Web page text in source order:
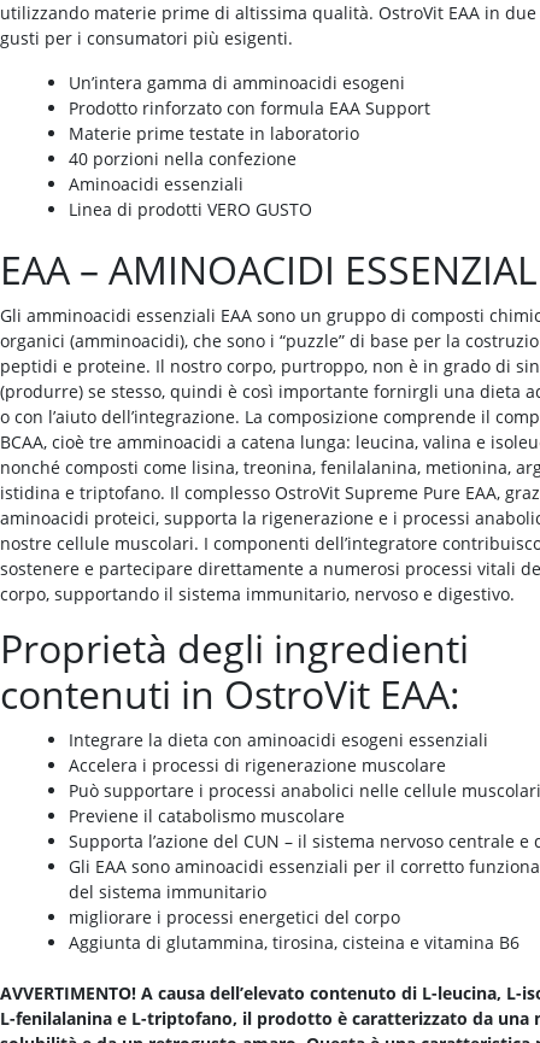
utilizzando materie prime di altissima qualità. OstroVit EAA in
gusti per i consumatori più esigenti.
Un’intera gamma di amminoacidi esogeni
Prodotto rinforzato con formula EAA Support
Materie prime testate in laboratorio
40 porzioni nella confezione
Aminoacidi essenziali
Linea di prodotti VERO GUSTO
EAA – AMINOACIDI
Gli amminoacidi essenziali EAA sono un gruppo di composti
organici (amminoacidi), che sono i “puzzle” di base per la
peptidi e proteine. Il nostro corpo, purtroppo, non è in grado di
(produrre) se stesso, quindi è così importante fornirgli una dieta
o con l’aiuto dell’integrazione. La composizione comprende il
BCAA, cioè tre amminoacidi a catena lunga: leucina, valina e
nonché composti come lisina, treonina, fenilalanina, metionina,
istidina e triptofano. Il complesso OstroVit Supreme Pure EAA,
aminoacidi proteici, supporta la rigenerazione e i processi
nostre cellule muscolari. I componenti dell’integratore
sostenere e partecipare direttamente a numerosi processi vitali
corpo, supportando il sistema immunitario, nervoso e digestivo.
Proprietà degli ingredienti
contenuti in OstroVit EAA:
Integrare la dieta con aminoacidi esogeni essenziali
Accelera i processi di rigenerazione muscolare
Può supportare i processi anabolici nelle cellule muscolari
Previene il catabolismo muscolare
Supporta l’azione del CUN – il sistema nervoso centrale e
Gli EAA sono aminoacidi essenziali per il corretto
del sistema immunitario
migliorare i processi energetici del corpo
Aggiunta di glutammina, tirosina, cisteina e vitamina B6
AVVERTIMENTO! A causa dell’elevato contenuto di L-leucina, L-
L-fenilalanina e L-triptofano, il prodotto è caratterizzato da una